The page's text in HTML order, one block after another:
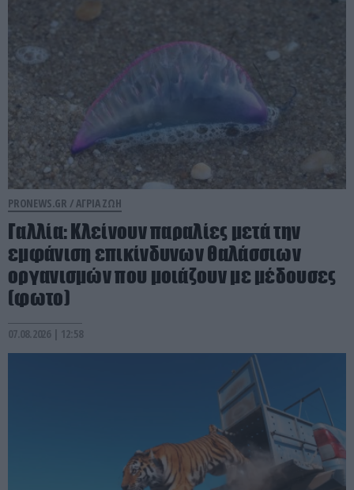
PRONEWS.GR /ΑΓΡΙΑ ΖΩΗ
Γαλλία: Κλείνουν παραλίες μετά την
εμφάνιση επικίνδυνων θαλάσσιων
οργανισμών που μοιάζουν με μέδουσες
(φωτο)
07.08.2026 | 12:58